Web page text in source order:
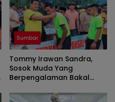
Sumbar
Tommy Irawan Sandra,
Sosok Muda Yang
Berpengalaman Bakal